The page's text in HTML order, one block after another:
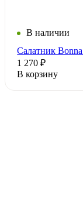
В наличии
Салатник
1 270 ₽
В корзину